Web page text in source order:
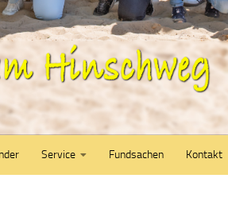
Service Fundsachen Kontakt